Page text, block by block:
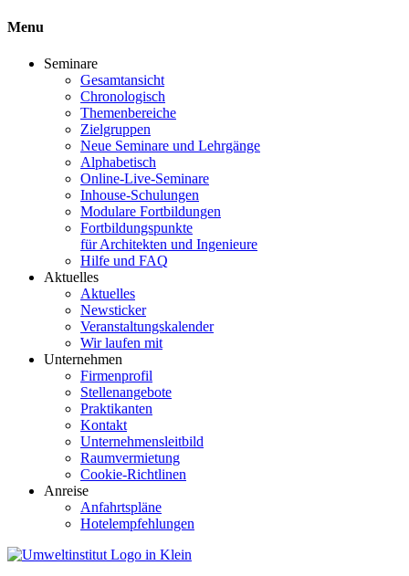
Menu
Seminare
Gesamtansicht
Chronologisch
Themenbereiche
Zielgruppen
Neue Seminare und Lehrgänge
Alphabetisch
Online-Live-Seminare
Inhouse-Schulungen
Modulare Fortbildungen
Fortbildungspunkte
für Architekten und Ingenieure
Hilfe und FAQ
Aktuelles
Aktuelles
Newsticker
Veranstaltungskalender
Wir laufen mit
Unternehmen
Firmenprofil
Stellenangebote
Praktikanten
Kontakt
Unternehmensleitbild
Raumvermietung
Cookie-Richtlinen
Anreise
Anfahrtspläne
Hotelempfehlungen